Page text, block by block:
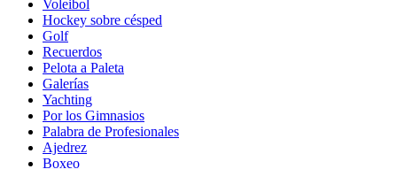
Voleibol
Hockey sobre césped
Golf
Recuerdos
Pelota a Paleta
Galerías
Yachting
Por los Gimnasios
Palabra de Profesionales
Ajedrez
Boxeo